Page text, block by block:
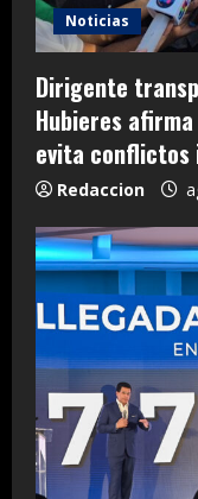
Noticias
Dirigente
Hubieres
evita conflictos
Redaccion